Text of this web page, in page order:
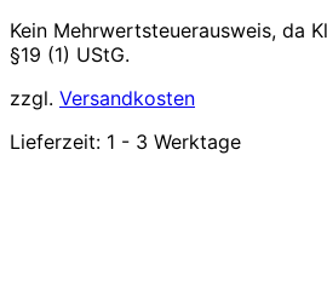
Kein Mehrwertsteuerausweis, da
§19 (1) UStG.
zzgl. Versandkosten
Lieferzeit: 1 - 3 Werktage